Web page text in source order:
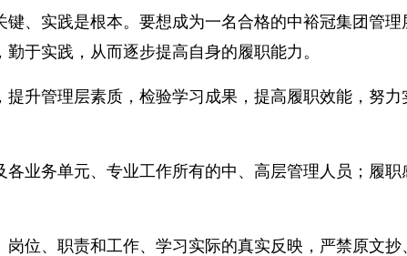
、实践是根本。要想成为一名合格的中裕冠集团管
于实践，从而逐步提高自身的履职能力。
升管理层素质，检验学习成果，提高履职效能，努
业务单元、专业工作所有的中、高层管理人员；履
位、职责和工作、学习实际的真实反映，严禁原文